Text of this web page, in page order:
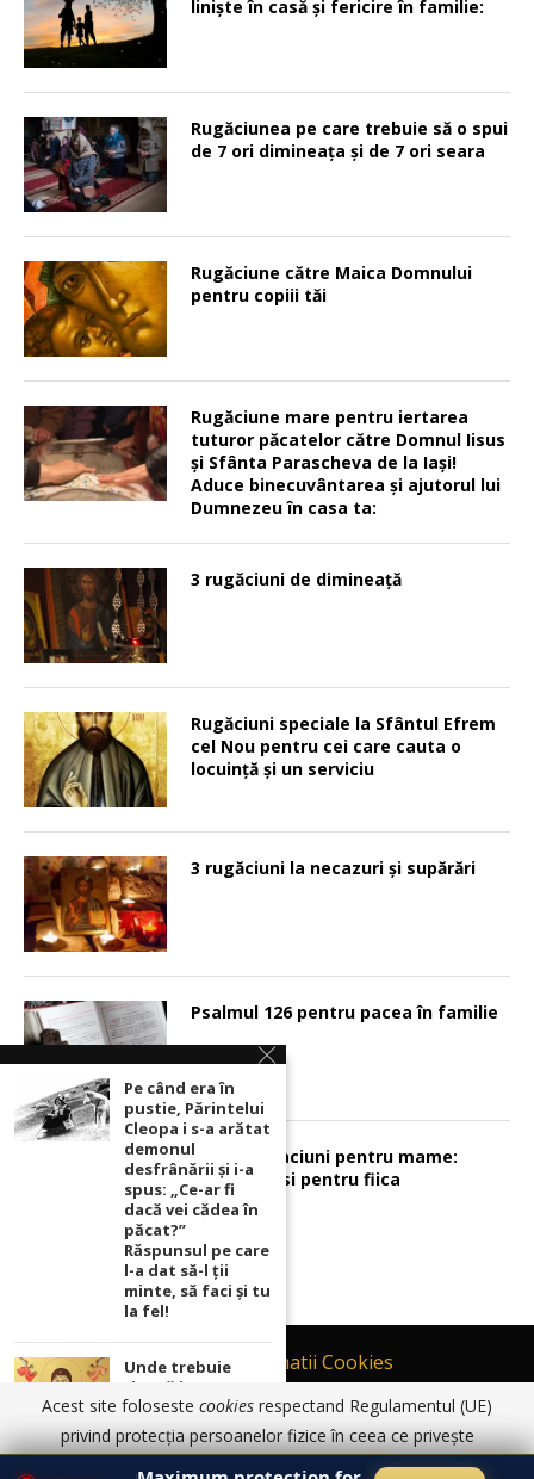
linişte în casă şi fericire în familie:
Rugăciunea pe care trebuie să o spui
de 7 ori dimineața și de 7 ori seara
Rugăciune către Maica Domnului
pentru copiii tăi
Rugăciune mare pentru iertarea
tuturor păcatelor către Domnul Iisus
şi Sfânta Parascheva de la Iaşi!
Aduce binecuvântarea şi ajutorul lui
Dumnezeu în casa ta:
3 rugăciuni de dimineață
Rugăciuni speciale la Sfântul Efrem
cel Nou pentru cei care cauta o
locuinţă şi un serviciu
3 rugăciuni la necazuri și supărări
Psalmul 126 pentru pacea în familie
Sunt 2 rugaciuni pentru mame:
pentru fiu si pentru fiica
Contact
Informatii Cookies
Politică de Confidențialitate
TERMENI SI CONDITII DE UTILIZARE
© 2017 - 2026 Ortodoxia | Termeni și condiții de utilizare | Informatii
Pe când era în
pustie, Părintelui
Cleopa i s-a arătat
demonul
desfrânării şi i-a
spus: „Ce-ar fi
dacă vei cădea în
păcat?”
Răspunsul pe care
l-a dat să-l ții
minte, să faci și tu
la fel!
Unde trebuie
ținută icoana cu
Maica Domnului
pentru ca
rugăciunile
noastre să prindă
Acest site foloseste cookies respectand Regulamentul (UE)
privind protecția persoanelor fizice în ceea ce privește
prelucrarea datelor cu caracter personal și privind libera